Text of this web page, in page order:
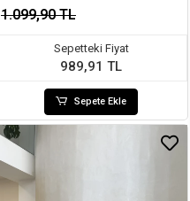
1.099,90 TL
Sepetteki Fiyat
989,91 TL
Sepete Ekle